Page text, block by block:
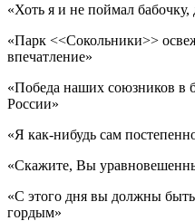
«Хоть я и не поймал
«Парк <<Сокольники>>
впечатление»
«Победа наших союзников в
России»
«Я как-нибудь сам
«Скажите, Вы
«С этого дня вы должны
гордым»